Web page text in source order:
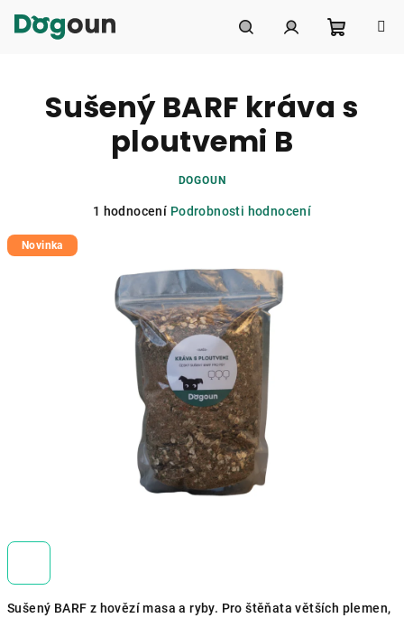
košík
Sušený BARF z hovězí masa a ryby. Pro štěňata větších plemen,
Sušený BARF kráva s
ploutvemi B
DOGOUN
Průměrné
hvězdiček.
1 hodnocení Podrobnosti hodnocení
Novinka